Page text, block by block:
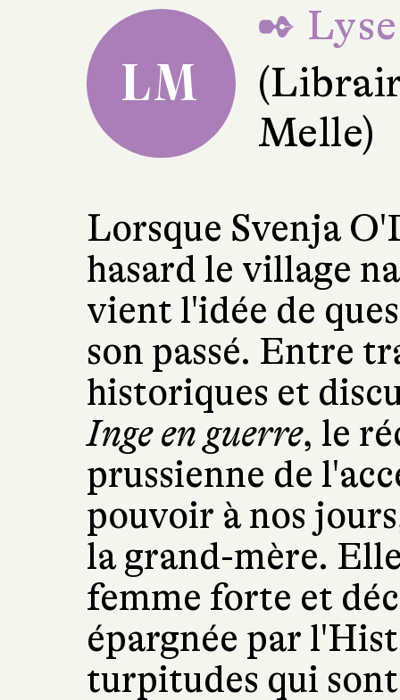
LM
✒
Melle)
Lorsque Svenja
hasard le village
vient l'idée de
son passé. Entre
historiques et
Inge en guerre, le
prussienne de
pouvoir à nos
la grand-mère.
femme forte et
épargnée par
turpitudes qui